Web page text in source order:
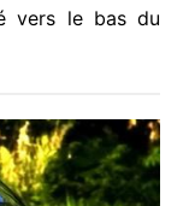
vers le bas du